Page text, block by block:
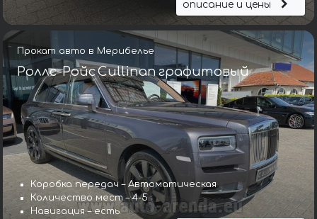
описание и цены
Прокат авто в Мерибелье
Роллс-Ройс Cullinan графитовый
Коробка передач – Автоматическая
Количество мест – 4-5
Навигация – есть